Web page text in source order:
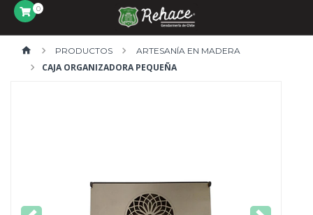
0
PRODUCTOS ARTESANÍA EN MADERA
CAJA ORGANIZADORA PEQUEÑA